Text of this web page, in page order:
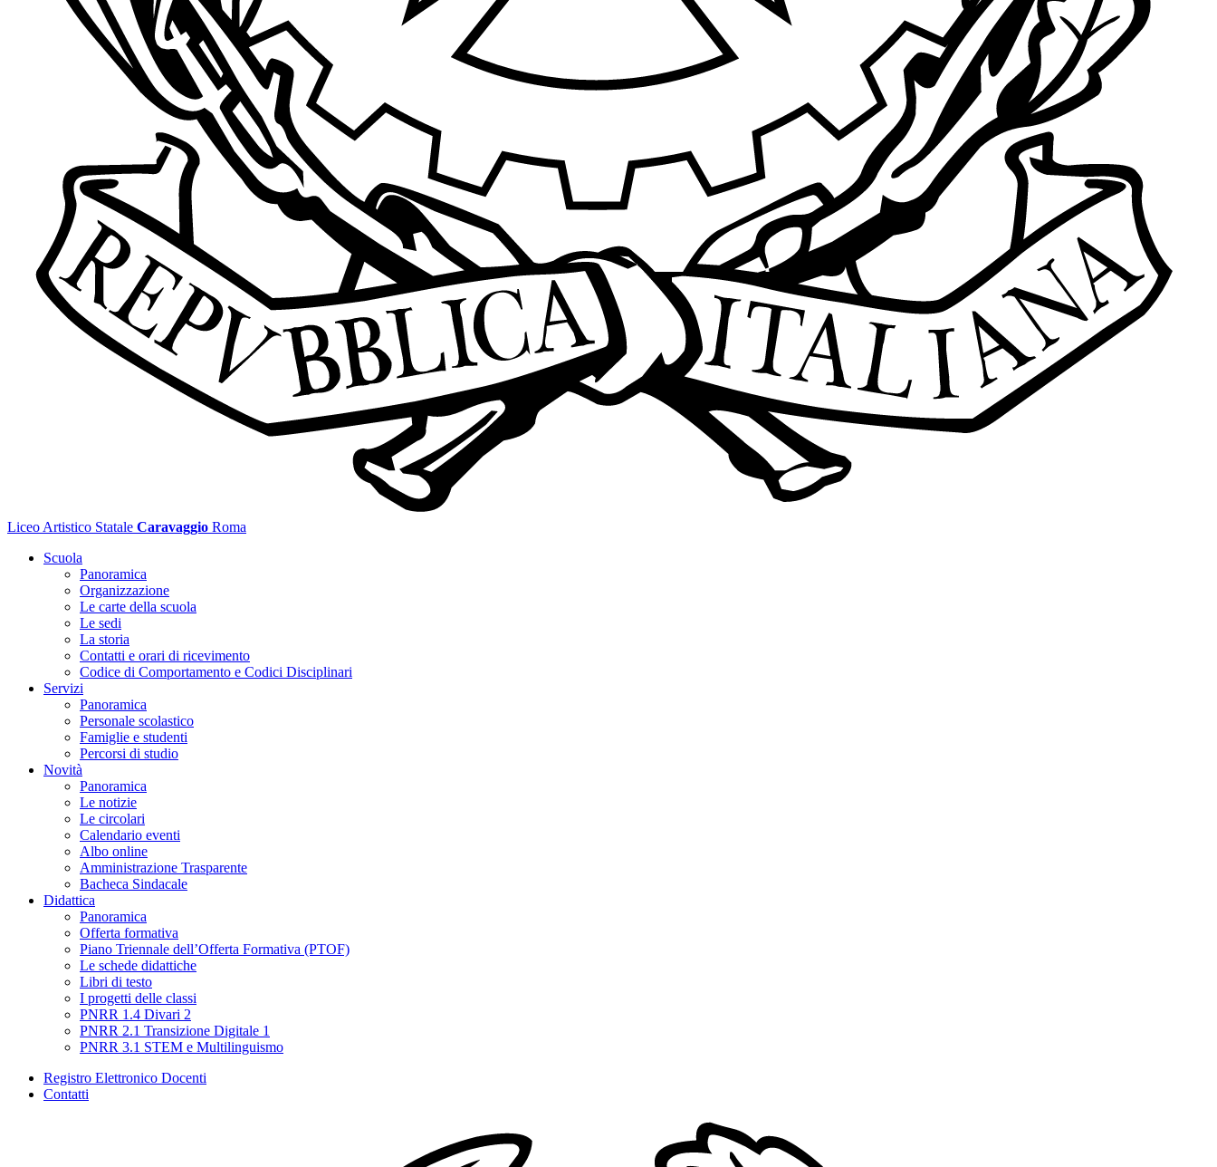
Liceo Artistico Statale Caravaggio Roma
Scuola
Panoramica
Organizzazione
Le carte della scuola
Le sedi
La storia
Contatti e orari di ricevimento
Codice di Comportamento e Codici Disciplinari
Servizi
Panoramica
Personale scolastico
Famiglie e studenti
Percorsi di studio
Novità
Panoramica
Le notizie
Le circolari
Calendario eventi
Albo online
Amministrazione Trasparente
Bacheca Sindacale
Didattica
Panoramica
Offerta formativa
Piano Triennale dell’Offerta Formativa (PTOF)
Le schede didattiche
Libri di testo
I progetti delle classi
PNRR 1.4 Divari 2
PNRR 2.1 Transizione Digitale 1
PNRR 3.1 STEM e Multilinguismo
Registro Elettronico Docenti
Contatti